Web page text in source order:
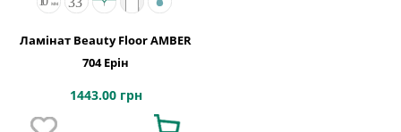
Ламінат Beauty Floor AMBER
704 Ерін
1443.00 грн